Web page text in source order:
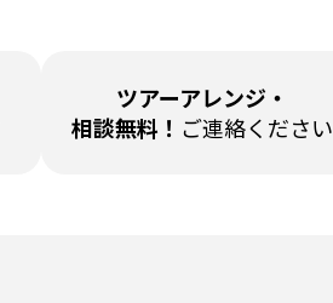
ツアーアレンジ・
相談無料！ ご連絡ください